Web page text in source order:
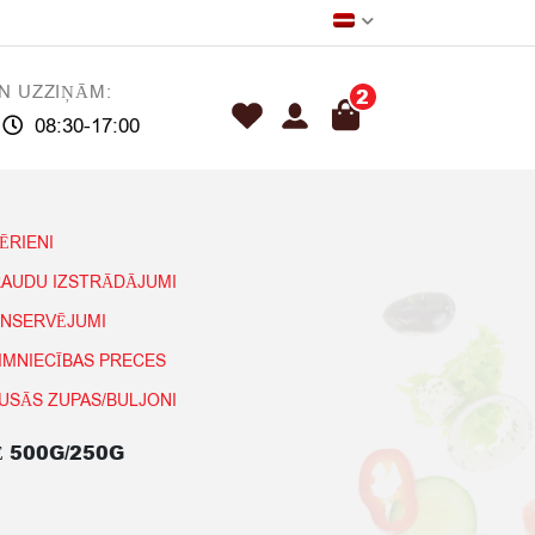
UZZIŅĀM:
08:30-17:00
2
IZSTRĀDĀJUMI
PRECES
ZUPAS/BULJONI
500G/250G